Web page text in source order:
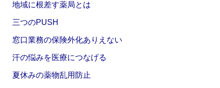
地域に根差す薬局とは
三つのPUSH
窓口業務の保険外化ありえない
汗の悩みを医療につなげる
夏休みの薬物乱用防止